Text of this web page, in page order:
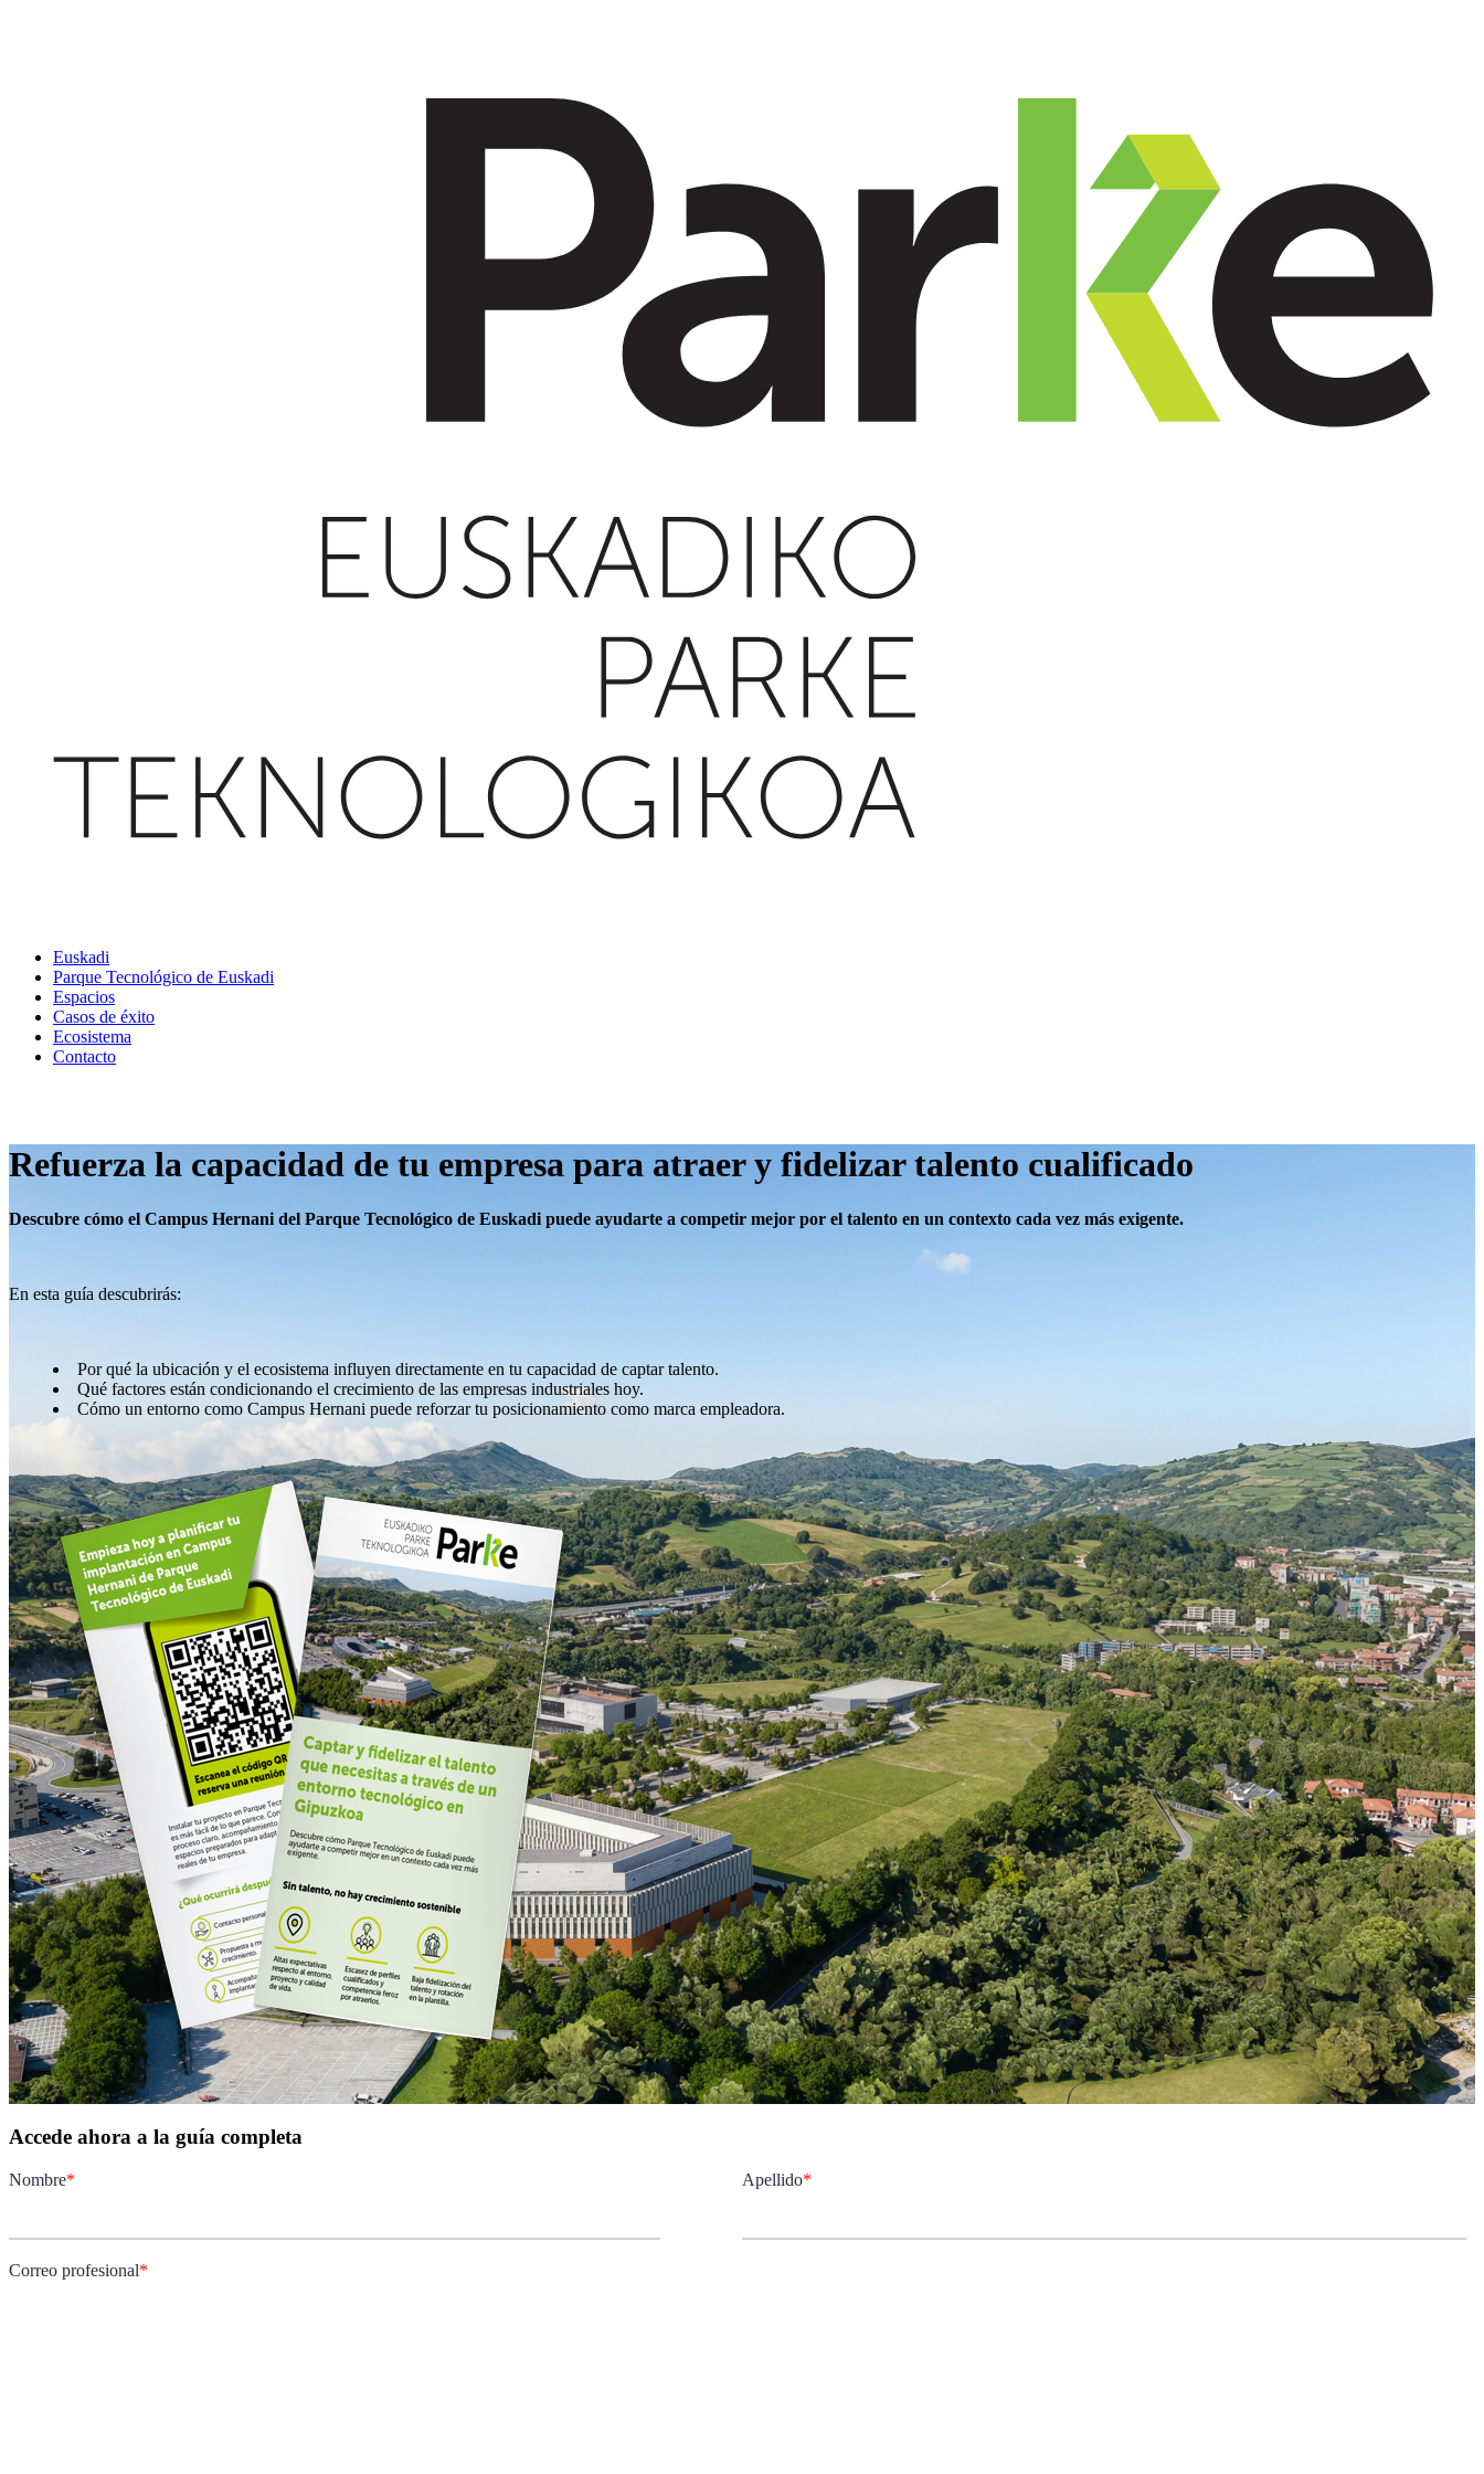
Euskadi
Parque Tecnológico de Euskadi
Espacios
Casos de éxito
Ecosistema
Contacto
Refuerza la capacidad de tu empresa para atraer y fidelizar talento cualificado
Descubre cómo el Campus Hernani del Parque Tecnológico de Euskadi puede ayudarte a competir mejor por el talento en un contexto cada vez más exigente.
En esta guía descubrirás:
Por qué la ubicación y el ecosistema influyen directamente en tu capacidad de captar talento.
Qué factores están condicionando el crecimiento de las empresas industriales hoy.
Cómo un entorno como Campus Hernani puede reforzar tu posicionamiento como marca empleadora.
Accede ahora a la guía completa